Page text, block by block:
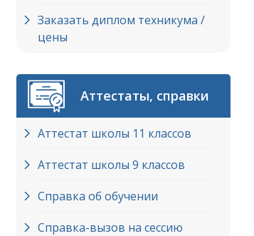
Заказать диплом техникума /
цены
Аттестаты, справки
Аттестат школы 11 классов
Аттестат школы 9 классов
Справка об обучении
Справка-вызов на сессию